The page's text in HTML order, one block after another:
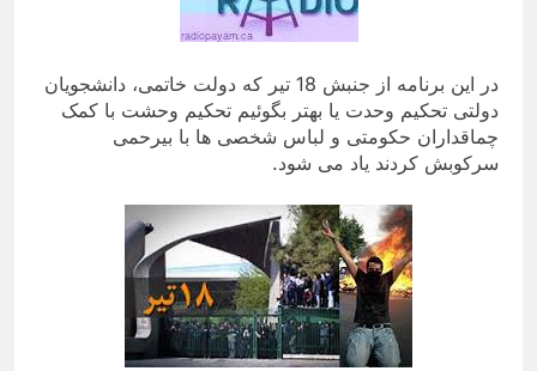
در این برنامه از جنبش 18 تیر که دولت خاتمی، دانشجویان
دولتی تحکیم وحدت یا بهتر بگوئیم تحکیم وحشت با کمک
چماقداران حکومتی و لباس شخصی ها با بیرحمی
سرکوبش کردند یاد می شود.